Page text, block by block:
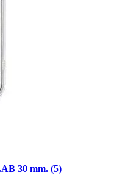
30 mm. (5)